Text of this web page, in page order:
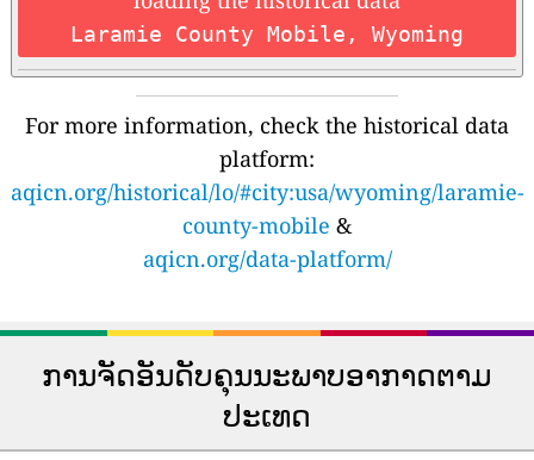
Laramie County Mobile, Wyoming
For more information, check the historical data
platform:
aqicn.org/historical/lo/#city:usa/wyoming/laramie-
county-mobile &
aqicn.org/data-platform/
ການຈັດອັນດັບຄຸນນະພາບອາກາດຕາມ
ປະເທດ